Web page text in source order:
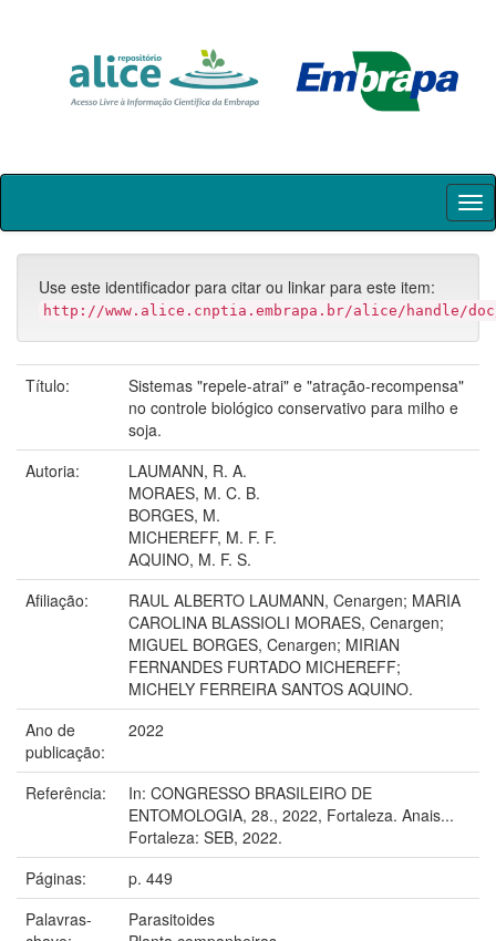
Skip
Use este identificador para citar ou linkar para este item:
http://www.alice.cnptia.embrapa.br/alice/handle/doc/
Título:
Sistemas "repele-atrai" e "atração-recompensa"
no controle biológico conservativo para milho e
soja.
Autoria:
LAUMANN, R. A.
MORAES, M. C. B.
BORGES, M.
MICHEREFF, M. F. F.
AQUINO, M. F. S.
Afiliação:
RAUL ALBERTO LAUMANN, Cenargen; MARIA
CAROLINA BLASSIOLI MORAES, Cenargen;
MIGUEL BORGES, Cenargen; MIRIAN
FERNANDES FURTADO MICHEREFF;
MICHELY FERREIRA SANTOS AQUINO.
Ano de
publicação:
2022
Referência:
In: CONGRESSO BRASILEIRO DE
ENTOMOLOGIA, 28., 2022, Fortaleza. Anais...
Fortaleza: SEB, 2022.
Páginas:
p. 449
Palavras-
Parasitoides